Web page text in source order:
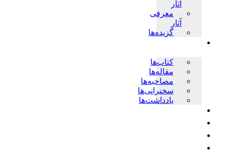
آثار
معرفی
آثار
گزیده‌ها
کتاب‌ها
مقاله‌ها
مصاحبه‌ها
سخنرانی‌ها
یادداشت‌ها